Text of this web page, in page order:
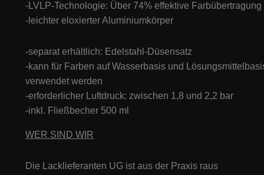
-LVLP-Technologie: Über 74% effektive Farbübertragung
-leichter eloxierter Aluminiumkörper
-separat erhältlich: Edelstahl-Düsensatz
-kann für Farben auf Wasserbasis und
verwendet werden
-erforderlicher Luftdruck: zwischen 1,8 und 2,2 bar
-inkl. Fließbecher 500 ml
WER SIND WIR
Die Lacklieferanten UG ist aus der Praxis raus